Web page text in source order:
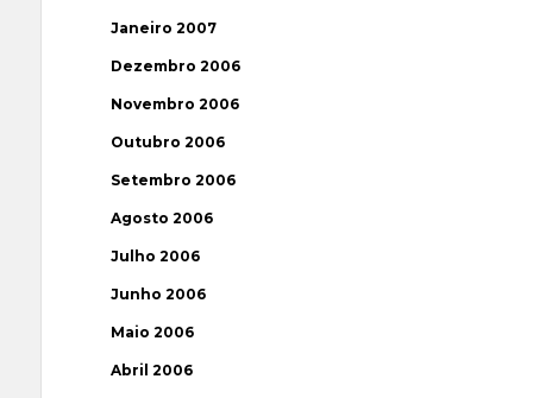
Janeiro 2007
Dezembro 2006
Novembro 2006
Outubro 2006
Setembro 2006
Agosto 2006
Julho 2006
Junho 2006
Maio 2006
Abril 2006